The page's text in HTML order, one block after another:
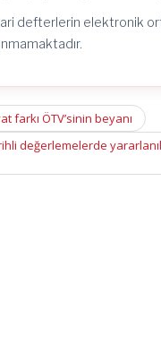
defterlerin elektronik
farkı ÖTV’sinin beyanı
değerlemelerde